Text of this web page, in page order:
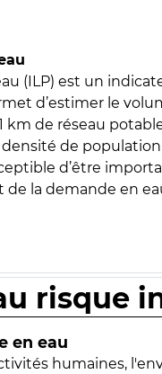
(ILP) est un
d’estimer le
de réseau
densité de
d’être
la demande en
risque
en eau
humaines,